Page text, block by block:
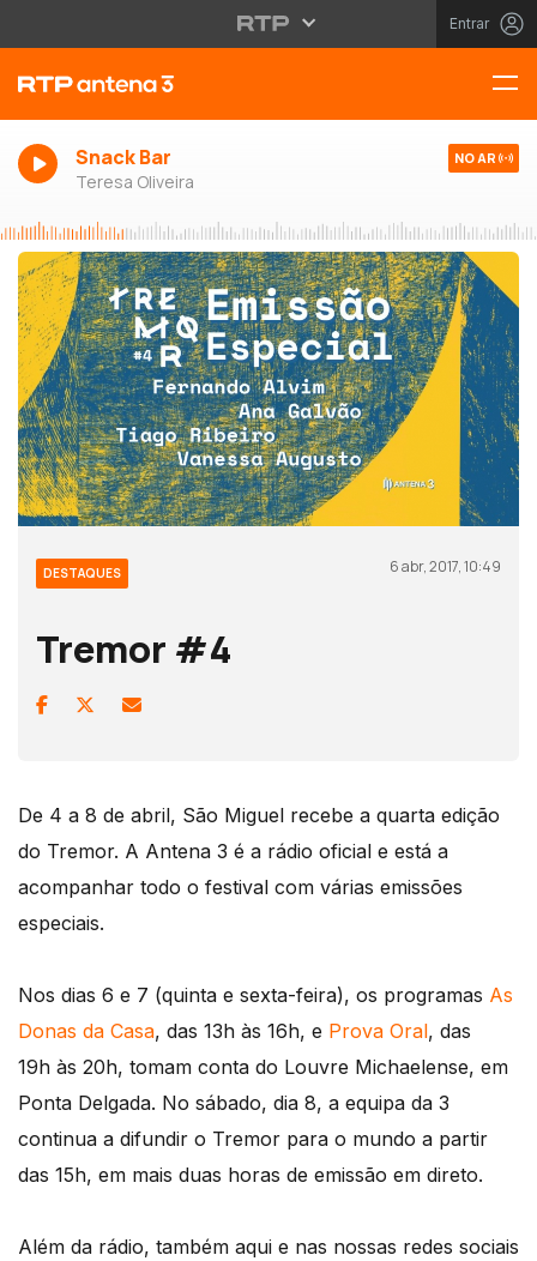
Entrar
Snack Bar
Teresa Oliveira
NO AR
DESTAQUES 6 abr, 2017, 10:49
Tremor #4
De 4 a 8 de abril, São Miguel recebe a quarta edição
do Tremor. A Antena 3 é a rádio oficial e está a
acompanhar todo o festival com várias emissões
especiais.
Nos dias 6 e 7 (quinta e sexta-feira), os programas As
Donas da Casa, das 13h às 16h, e Prova Oral, das
19h às 20h, tomam conta do Louvre Michaelense, em
Ponta Delgada. No sábado, dia 8, a equipa da 3
continua a difundir o Tremor para o mundo a partir
das 15h, em mais duas horas de emissão em direto.
Além da rádio, também aqui e nas nossas redes sociais